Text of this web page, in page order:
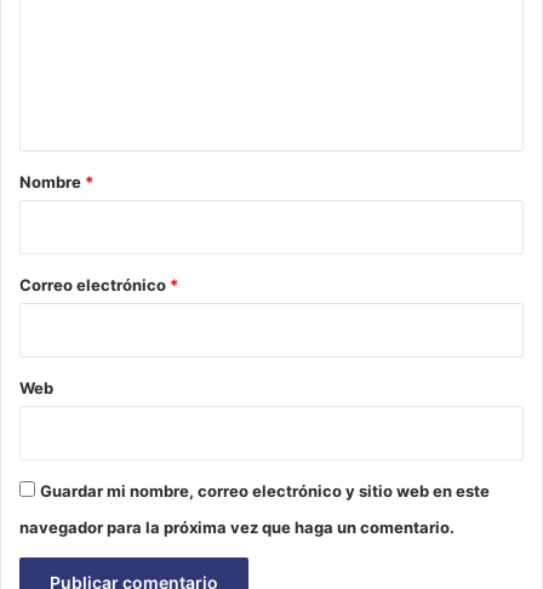
r
*
Nombre *
Correo electrónico *
Web
Guardar mi nombre, correo electrónico y sitio web en este
navegador para la próxima vez que haga un comentario.